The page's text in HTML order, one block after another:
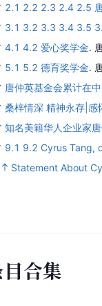
2.1 2.2 2.3 2.4 2.5
3.1 3.2 3.3 3.4 3.5
4.1 4.2 爱心奖学金.
5.1 5.2 德育奖学金.
唐仲英基金会累计在
桑梓情深 精神永存|感
知名美籍华人企业家
9.1 9.2 Cyrus Tang,
Statement About
目合集